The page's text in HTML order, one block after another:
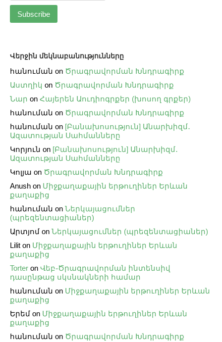
Վերջին մեկնաբանությունները
հանուման on Ծրագրավորման Խնդրագիրք
Աստղիկ on Ծրագրավորման Խնդրագիրք
Նար on Հայերեն Աուդիոգրքեր (խոսող գրքեր)
հանուման on Ծրագրավորման Խնդրագիրք
հանուման on [Բանախոսություն] Անարխիզմ․
Ազատության Սահմանները
Կորյուն on [Բանախոսություն] Անարխիզմ․
Ազատության Սահմանները
Կոլյա on Ծրագրավորման Խնդրագիրք
Anush on Միջքաղաքային երթուղիներ Երևան
քաղաքից
հանուման on Ներկայացումներ
(պրեզենտացիաներ)
Արտյոմ on Ներկայացումներ (պրեզենտացիաներ)
Lilit on Միջքաղաքային երթուղիներ Երևան
քաղաքից
Torter on Վեբ֊Ծրագրավորման ինտենսիվ
դասընթաց սկսնակների համար
հանուման on Միջքաղաքային երթուղիներ Երևան
քաղաքից
Երեմ on Միջքաղաքային երթուղիներ Երևան
քաղաքից
հանուման on Ծրագրավորման Խնդրագիրք